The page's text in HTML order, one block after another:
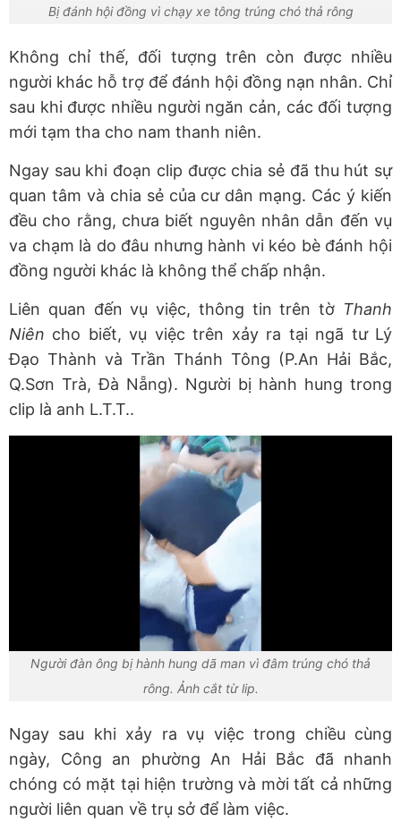
Bị đánh hội đồng vì chạy xe tông trúng chó thả rông
Không chỉ thế, đối tượng trên còn được nhiều
người khác hỗ trợ để đánh hội đồng nạn nhân. Chỉ
sau khi được nhiều người ngăn cản, các đối tượng
mới tạm tha cho nam thanh niên.
Ngay sau khi đoạn clip được chia sẻ đã thu hút sự
quan tâm và chia sẻ của cư dân mạng. Các ý kiến
đều cho rằng, chưa biết nguyên nhân dẫn đến vụ
va chạm là do đâu nhưng hành vi kéo bè đánh hội
đồng người khác là không thể chấp nhận.
Liên quan đến vụ việc, thông tin trên tờ Thanh
Niên cho biết, vụ việc trên xảy ra tại ngã tư Lý
Đạo Thành và Trần Thánh Tông (P.An Hải Bắc,
Q.Sơn Trà, Đà Nẵng). Người bị hành hung trong
clip là anh L.T.T..
Người đàn ông bị hành hung dã man vì đâm trúng chó thả
rông. Ảnh cắt từ lip.
Ngay sau khi xảy ra vụ việc trong chiều cùng
ngày, Công an phường An Hải Bắc đã nhanh
chóng có mặt tại hiện trường và mời tất cả những
người liên quan về trụ sở để làm việc.